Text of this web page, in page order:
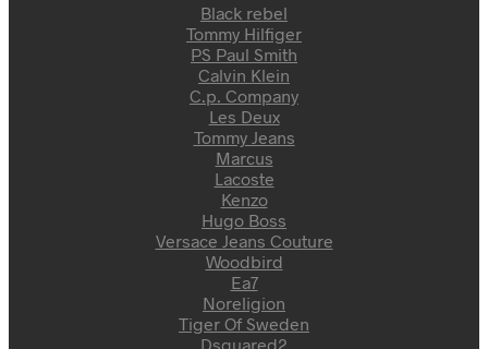
Black rebel
Tommy Hilfiger
PS Paul Smith
Calvin Klein
C.p. Company
Les Deux
Tommy Jeans
Marcus
Lacoste
Kenzo
Hugo Boss
Versace Jeans Couture
Woodbird
Ea7
Noreligion
Tiger Of Sweden
Dsquared2